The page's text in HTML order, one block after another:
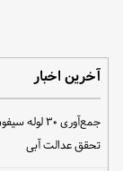
آخرین اخبار
جمع‌آوری ۳۰
تحقق عدالت آبی